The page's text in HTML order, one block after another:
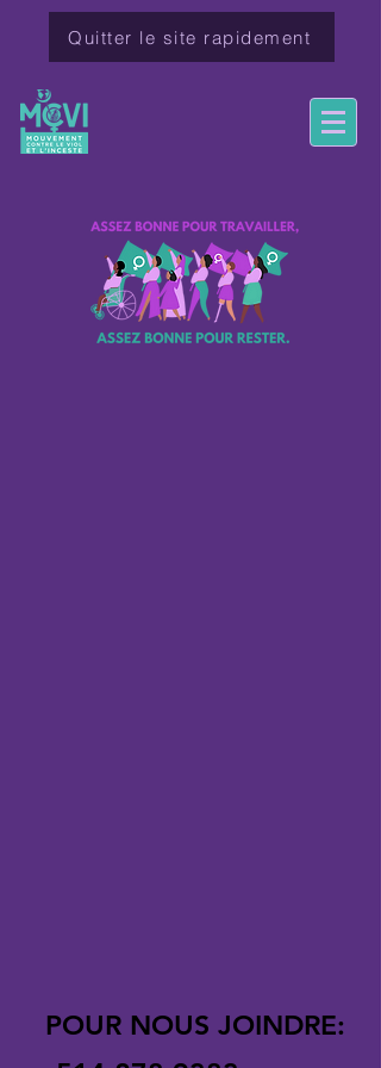
Quitter le site rapidement
POUR NOUS JOINDRE: